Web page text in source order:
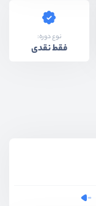
نوع دوره:
فقط نقدی